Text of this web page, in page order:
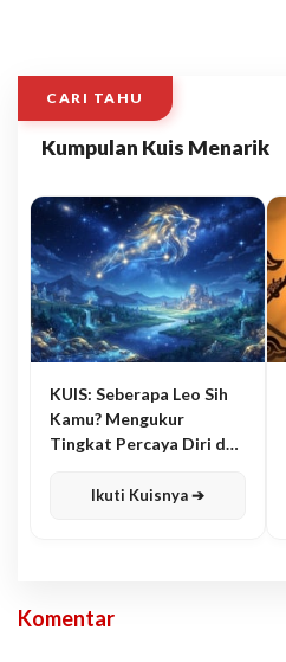
CARI TAHU
Kumpulan Kuis Menarik
KUIS: Seberapa Leo Sih
Kamu? Mengukur
Tingkat Percaya Diri dan
Ikuti Kuisnya ➔
Komentar